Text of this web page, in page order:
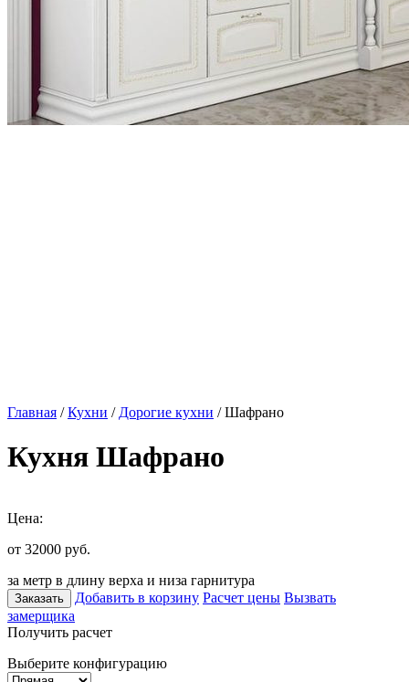
Главная /Кухни / Дорогие кухни / Шафрано
Кухня Шафрано
Цена:
от 32000 руб.
за метр в длину верха и низа гарнитура
Заказать Добавить в корзину Расчет цены Вызвать
замерщика
Получить расчет
Выберите конфигурацию